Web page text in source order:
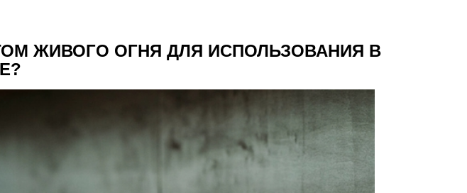
ЖИВОГО ОГНЯ ДЛЯ ИСПОЛЬЗОВАНИЯ В